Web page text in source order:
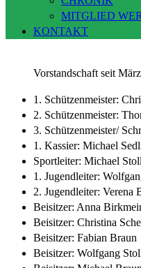
MITGLIED
KONTAKT
Vorstandschaft seit
1. Schützenmeister:
2. Schützenmeister:
3. Schützenmeister/
1. Kassier: Michael
Sportleiter: Michael Stoll
1. Jugendleiter:
2. Jugendleiter: Verena
Beisitzer: Anna
Beisitzer: Christina
Beisitzer: Fabian Braun
Beisitzer: Wolfgang